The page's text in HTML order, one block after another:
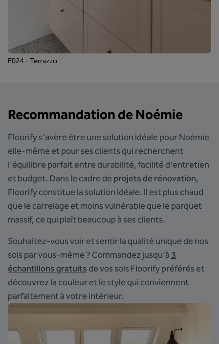
F024 - Terrazzo
Recommandation de Noémie
Floorify s'avère être une solution idéale pour Noémie
elle-même et pour ses clients qui recherchent
l'équilibre parfait entre durabilité, facilité d'entretien
et budget. Dans le cadre de projets de rénovation,
Floorify constitue la solution idéale. Il est plus chaud
que le carrelage et moins vulnérable que le parquet
massif, ce qui plaît beaucoup à ses clients.
Souhaitez-vous voir et sentir la qualité unique de nos
sols par vous-même ? Commandez jusqu'à 3
échantillons gratuits de vos sols Floorify préférés et
découvrez la couleur et le style qui conviennent
parfaitement à votre intérieur.